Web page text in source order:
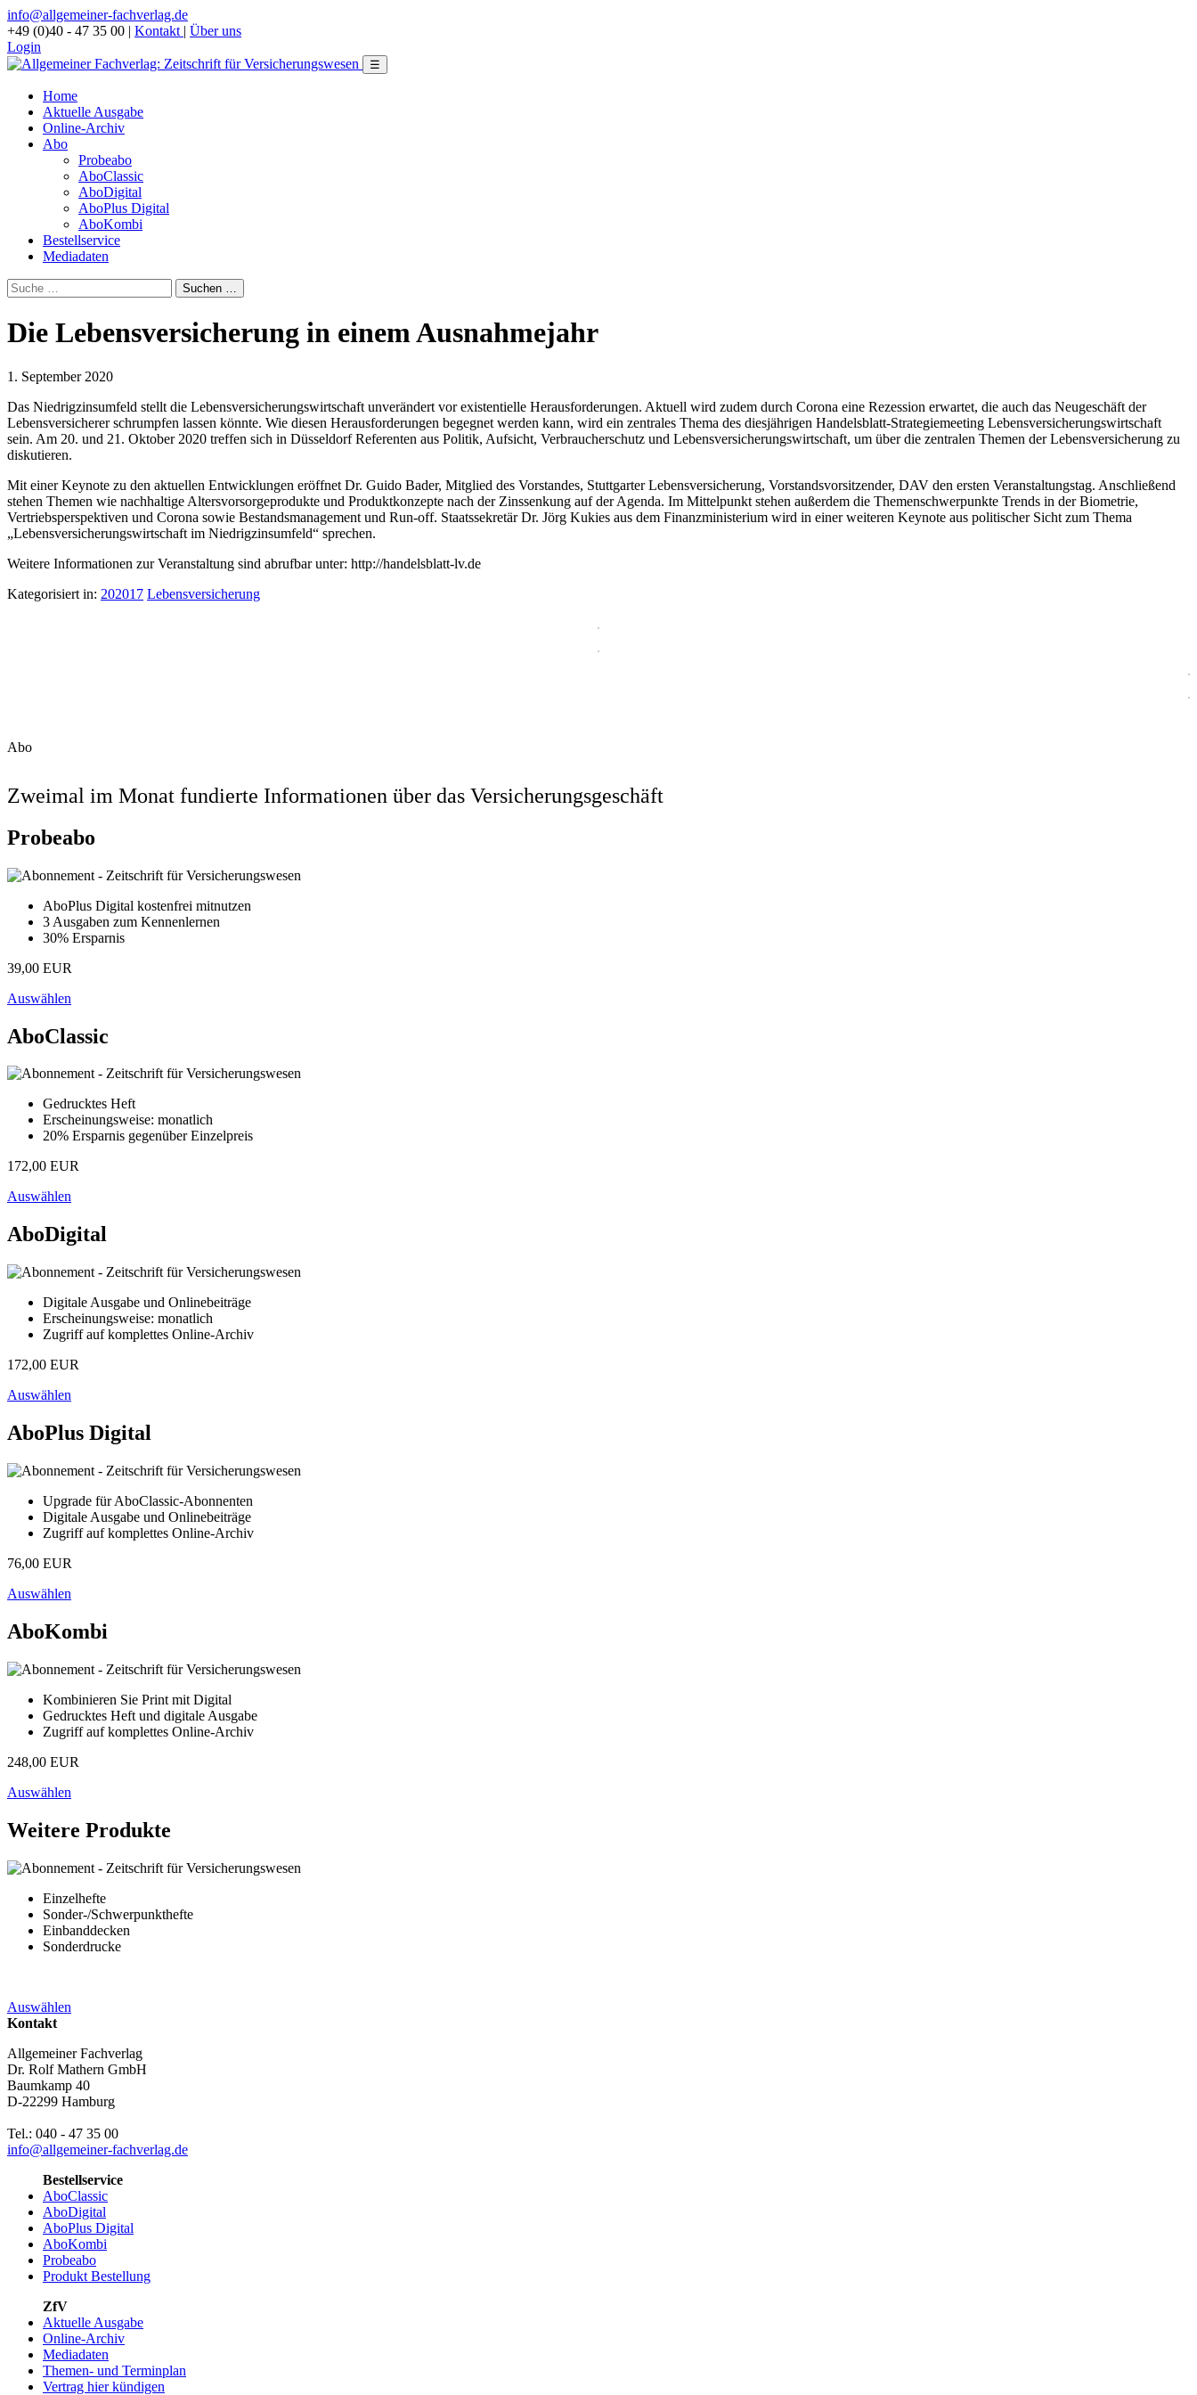
info@allgemeiner-fachverlag.de
+49 (0)40 - 47 35 00 | Kontakt | Über uns
Login
☰
Home
Aktuelle Ausgabe
Online-Archiv
Abo
Probeabo
AboClassic
AboDigital
AboPlus Digital
AboKombi
Bestellservice
Mediadaten
Die Lebensversicherung in einem Ausnahmejahr
1. September 2020
Das Niedrigzinsumfeld stellt die Lebensversicherungswirtschaft unverändert vor existentielle Herausforderungen. Aktuell wird zudem durch Corona eine Rezession erwartet, die auch das Neugeschäft der
Lebensversicherer schrumpfen lassen könnte. Wie diesen Herausforderungen begegnet werden kann, wird ein zentrales Thema des diesjährigen Handelsblatt-Strategiemeeting Lebensversicherungswirtschaft
sein. Am 20. und 21. Oktober 2020 treffen sich in Düsseldorf Referenten aus Politik, Aufsicht, Verbraucherschutz und Lebensversicherungswirtschaft, um über die zentralen Themen der Lebensversicherung zu
diskutieren.
Mit einer Keynote zu den aktuellen Entwicklungen eröffnet Dr. Guido Bader, Mitglied des Vorstandes, Stuttgarter Lebensversicherung, Vorstandsvorsitzender, DAV den ersten Veranstaltungstag. Anschließend
stehen Themen wie nachhaltige Altersvorsorgeprodukte und Produktkonzepte nach der Zinssenkung auf der Agenda. Im Mittelpunkt stehen außerdem die Themenschwerpunkte Trends in der Biometrie,
Vertriebsperspektiven und Corona sowie Bestandsmanagement und Run-off. Staatssekretär Dr. Jörg Kukies aus dem Finanzministerium wird in einer weiteren Keynote aus politischer Sicht zum Thema
„Lebensversicherungswirtschaft im Niedrigzinsumfeld“ sprechen.
Weitere Informationen zur Veranstaltung sind abrufbar unter: http://handelsblatt-lv.de
Kategorisiert in: 202017 Lebensversicherung
Abo
Zweimal im Monat fundierte Informationen über das Versicherungsgeschäft
Probeabo
AboPlus Digital kostenfrei mitnutzen
3 Ausgaben zum Kennenlernen
30% Ersparnis
39,00 EUR
Auswählen
AboClassic
Gedrucktes Heft
Erscheinungsweise: monatlich
20% Ersparnis gegenüber Einzelpreis
172,00 EUR
Auswählen
AboDigital
Digitale Ausgabe und Onlinebeiträge
Erscheinungsweise: monatlich
Zugriff auf komplettes Online-Archiv
172,00 EUR
Auswählen
AboPlus Digital
Upgrade für AboClassic-Abonnenten
Digitale Ausgabe und Onlinebeiträge
Zugriff auf komplettes Online-Archiv
76,00 EUR
Auswählen
AboKombi
Kombinieren Sie Print mit Digital
Gedrucktes Heft und digitale Ausgabe
Zugriff auf komplettes Online-Archiv
248,00 EUR
Auswählen
Weitere Produkte
Einzelhefte
Sonder-/Schwerpunkthefte
Einbanddecken
Sonderdrucke
Auswählen
Kontakt
Allgemeiner Fachverlag
Dr. Rolf Mathern GmbH
Baumkamp 40
D-22299 Hamburg
Tel.: 040 - 47 35 00
info@allgemeiner-fachverlag.de
Bestellservice
AboClassic
AboDigital
AboPlus Digital
AboKombi
Probeabo
Produkt Bestellung
ZfV
Aktuelle Ausgabe
Online-Archiv
Mediadaten
Themen- und Terminplan
Vertrag hier kündigen